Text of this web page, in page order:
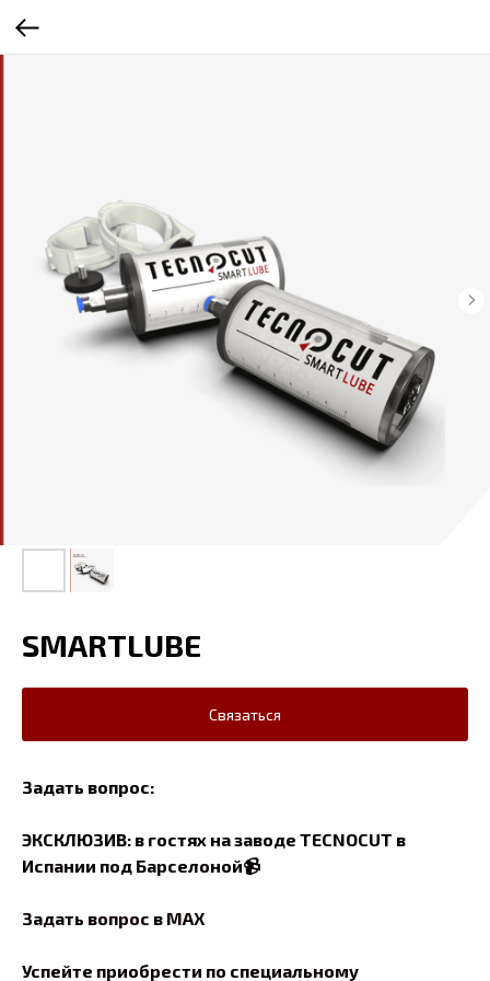
SMARTLUBE
Связаться
Задать вопрос:
ЭКСКЛЮЗИВ: в гостях на заводе TECNOCUT в
Испании под Барселоной📹
Задать вопрос в MAX
Успейте приобрести по специальному